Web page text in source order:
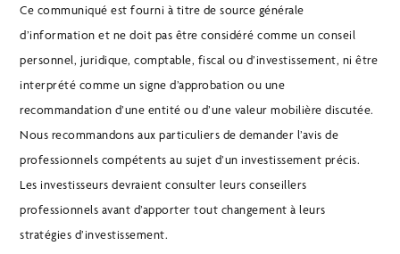
Ce communiqué est fourni à titre de source générale
d’information et ne doit pas être considéré comme un conseil
personnel, juridique, comptable, fiscal ou d’investissement, ni être
interprété comme un signe d’approbation ou une
recommandation d’une entité ou d’une valeur mobilière discutée.
Nous recommandons aux particuliers de demander l’avis de
professionnels compétents au sujet d’un investissement précis.
Les investisseurs devraient consulter leurs conseillers
professionnels avant d’apporter tout changement à leurs
stratégies d’investissement.